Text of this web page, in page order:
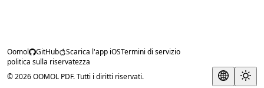
Oomol GitHub Scarica l'app iOSTermini di servizio
politica sulla riservatezza
© 2026 OOMOL PDF. Tutti i diritti riservati.